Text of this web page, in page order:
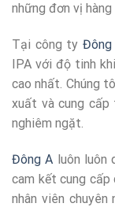
những đơn vị hàng
Tại công ty Đông
IPA với độ tinh
cao nhất. Chúng
xuất và cung cấp
nghiêm ngặt.
Đông A luôn luôn
cam kết cung cấp
nhân viên chuyên